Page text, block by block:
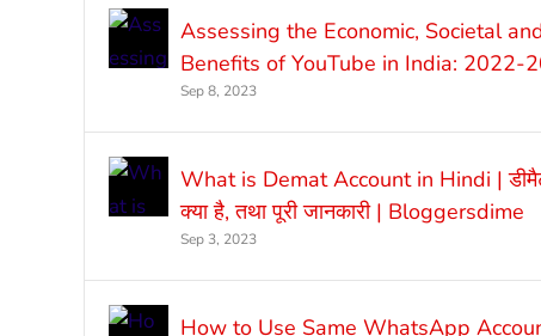
Assessing the Economic, Societal
Benefits of YouTube in India: 2022-
Sep 8, 2023
What is Demat Account in Hindi |
क्या है, तथा पूरी जानकारी | Bloggersdime
Sep 3, 2023
How to Use Same WhatsApp